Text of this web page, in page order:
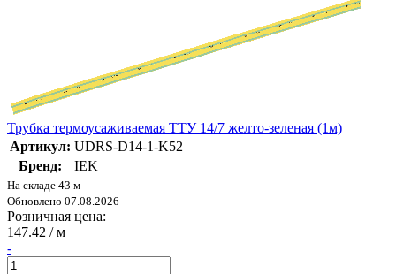
Трубка термоусаживаемая ТТУ 14/7 желто-зеленая (1м)
Артикул: UDRS-D14-1-K52
Бренд:
IEK
На складе 43 м
Обновлено 07.08.2026
Розничная цена:
147.42 / м
-